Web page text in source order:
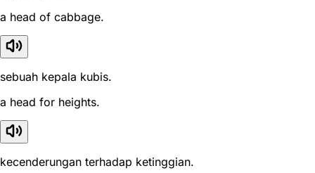
a head of cabbage.
sebuah kepala kubis.
a head for heights.
kecenderungan terhadap ketinggian.